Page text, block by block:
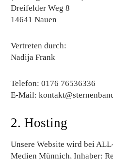
Dreifelder Weg 8
14641 Nauen
Vertreten durch:
Nadija Frank
Telefon: 0176 76536336
E-Mail:
2. Hosting
Unsere Website wird bei
Medien Münnich, Inhaber: